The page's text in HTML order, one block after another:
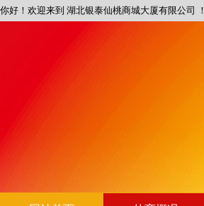
你好！欢迎来到 湖北银泰仙桃商城大厦有限公司 ！